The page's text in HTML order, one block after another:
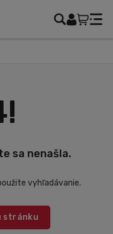
sa nenašla.
vyhľadávanie.
stránku